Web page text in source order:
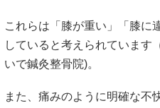
これらは「膝が重い」「膝に
していると考えられています
いで鍼灸整骨院)。
また、痛みのように明確な不